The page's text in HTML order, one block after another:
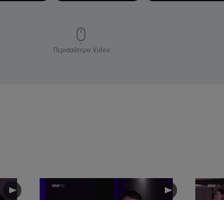
Περισσότερα Video